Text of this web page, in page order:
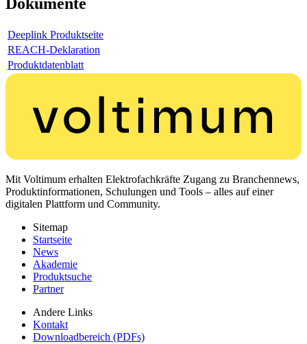
Deeplink Produktseite
REACH-Deklaration
Produktdatenblatt
Mit Voltimum erhalten Elektrofachkräfte Zugang zu Branchennews,
Produktinformationen, Schulungen und Tools – alles auf einer
digitalen Plattform und Community.
Sitemap
Startseite
News
Akademie
Produktsuche
Partner
Andere Links
Kontakt
Downloadbereich (PDFs)